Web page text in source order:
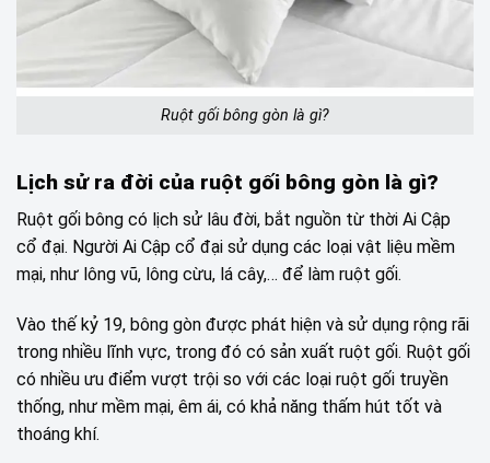
Ruột gối bông gòn là gì?
Lịch sử ra đời của ruột gối bông gòn là gì?
Ruột gối bông có lịch sử lâu đời, bắt nguồn từ thời Ai Cập
cổ đại. Người Ai Cập cổ đại sử dụng các loại vật liệu mềm
mại, như lông vũ, lông cừu, lá cây,… để làm ruột gối.
Vào thế kỷ 19, bông gòn được phát hiện và sử dụng rộng rãi
trong nhiều lĩnh vực, trong đó có sản xuất ruột gối. Ruột gối
có nhiều ưu điểm vượt trội so với các loại ruột gối truyền
thống, như mềm mại, êm ái, có khả năng thấm hút tốt và
thoáng khí.